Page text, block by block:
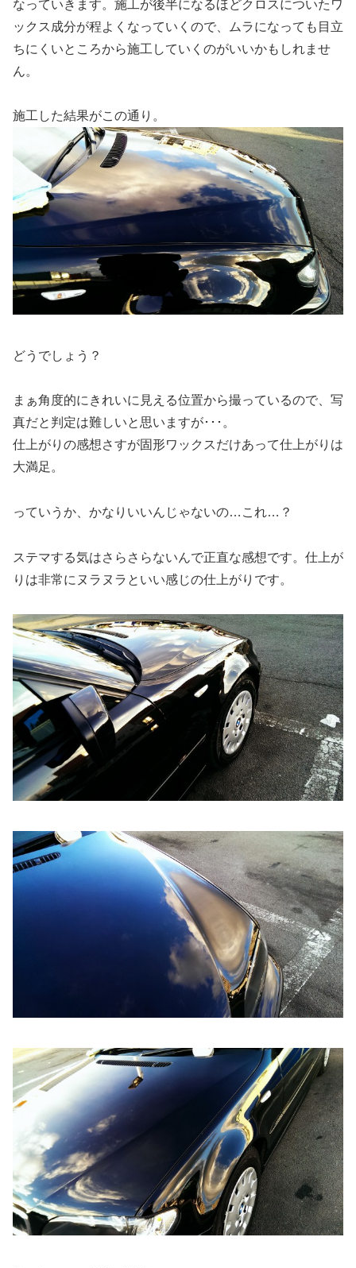
なっていきます。施工が後半になるほどクロスについたワ
ックス成分が程よくなっていくので、ムラになっても目立
ちにくいところから施工していくのがいいかもしれませ
ん。
施工した結果がこの通り。
どうでしょう？
まぁ角度的にきれいに見える位置から撮っているので、写
真だと判定は難しいと思いますが･･･。
仕上がりの感想さすが固形ワックスだけあって仕上がりは
大満足。
っていうか、かなりいいんじゃないの…これ…？
ステマする気はさらさらないんで正直な感想です。仕上が
りは非常にヌラヌラといい感じの仕上がりです。